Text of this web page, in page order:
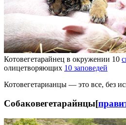
Котовегетарайнец в окружении 10
олицетворяющих 10 заповедей
Котовегетарианцы — это все, без
Собаковегетарайнцы[